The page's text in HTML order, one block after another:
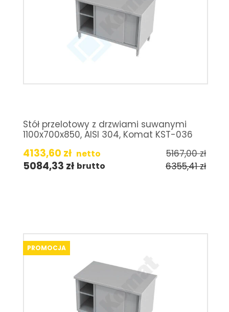
Stół przelotowy z drzwiami suwanymi
1100x700x850, AISI 304, Komat KST-036
4133,60 zł netto 5167,00zł
5084,33 zł brutto 6355,41zł
PROMOCJA